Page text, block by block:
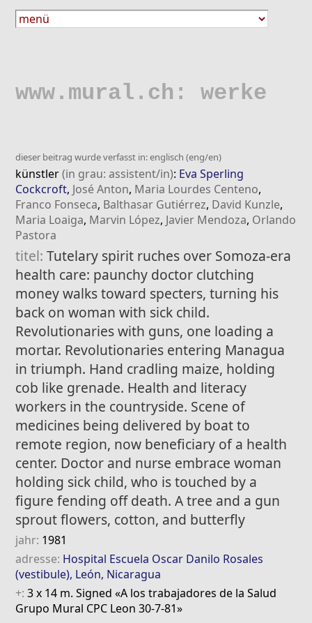
www.mural.ch: werke
dieser beitrag wurde verfasst in: englisch (eng/en)
künstler(in grau: assistent/in): Eva Sperling
Cockcroft, José Anton, Maria Lourdes Centeno,
Franco Fonseca, Balthasar Gutiérrez, David Kunzle,
Maria Loaiga, Marvin López, Javier Mendoza, Orlando
Pastora
titel:Tutelary spirit ruches over Somoza-era
health care: paunchy doctor clutching
money walks toward specters, turning his
back on woman with sick child.
Revolutionaries with guns, one loading a
mortar. Revolutionaries entering Managua
in triumph. Hand cradling maize, holding
cob like grenade. Health and literacy
workers in the countryside. Scene of
medicines being delivered by boat to
remote region, now beneficiary of a health
center. Doctor and nurse embrace woman
holding sick child, who is touched by a
figure fending off death. A tree and a gun
sprout flowers, cotton, and butterfly
jahr: 1981
adresse: Hospital Escuela Oscar Danilo Rosales
(vestibule), León, Nicaragua
+:3 x 14 m. Signed «A los trabajadores de la Salud
Grupo Mural CPC Leon 30-7-81»